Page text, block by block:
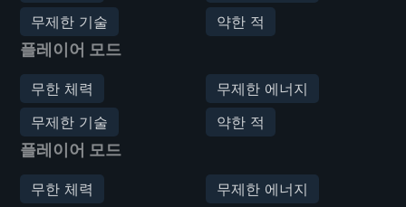
무제한 기술
약한 적
플레이어 모드
무한 체력
무제한 에너지
무제한 기술
약한 적
플레이어 모드
무한 체력
무제한 에너지